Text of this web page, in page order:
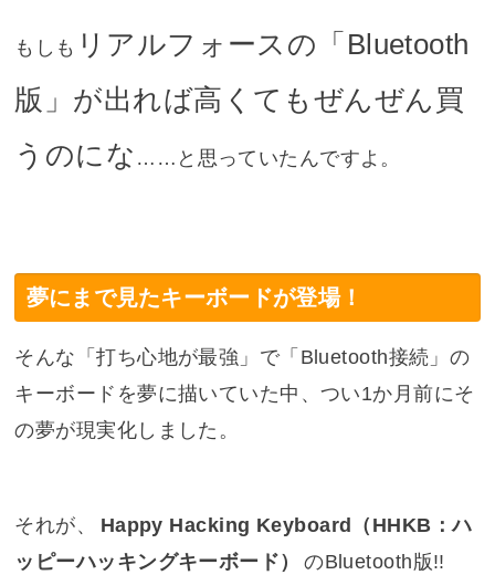
もしも リアルフォースの「Bluetooth
版」が出れば高くてもぜんぜん買
うのにな ……と思っていたんですよ。
夢にまで見たキーボードが登場！
そんな「打ち心地が最強」で「Bluetooth接続」の
キーボードを夢に描いていた中、つい1か月前にそ
の夢が現実化しました。
それが、
Happy Hacking Keyboard（HHKB：ハ
ッピーハッキングキーボード）
のBluetooth版!!